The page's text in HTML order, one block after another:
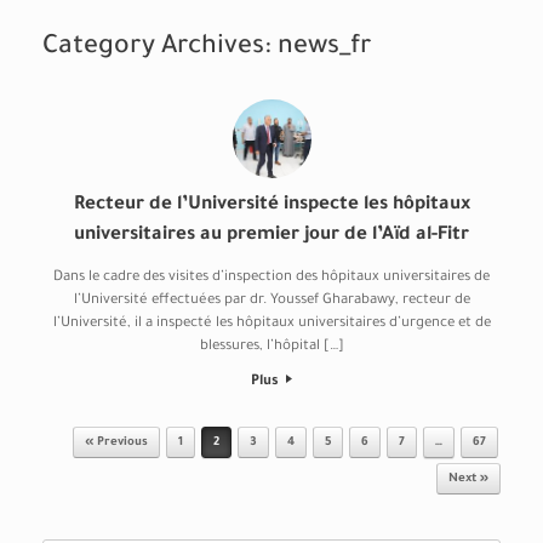
Category Archives: news_fr
Recteur de l’Université inspecte les hôpitaux
universitaires au premier jour de l’Aïd al-Fitr
Dans le cadre des visites d’inspection des hôpitaux universitaires de
l’Université effectuées par dr. Youssef Gharabawy, recteur de
l’Université, il a inspecté les hôpitaux universitaires d’urgence et de
blessures, l’hôpital […]
Plus
Post navigation
« Previous 1 2 3 4 5 6 7 … 67
Next »